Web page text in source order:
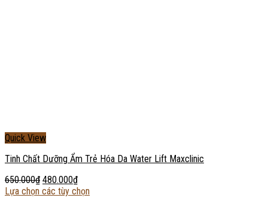
Quick View
Tinh Chất Dưỡng Ẩm Trẻ Hóa Da Water Lift Maxclinic
650.000₫ 480.000₫
Lựa chọn các tùy chọn